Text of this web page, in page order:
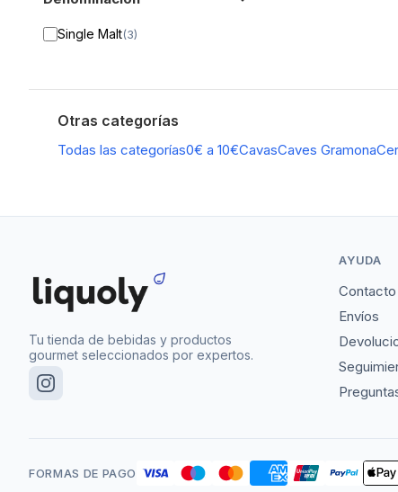
Single Malt(3)
Otras categorías
Todas las categorías0€ a 10€CavasCaves Gramona
Tu tienda de bebidas y productos
gourmet seleccionados por expertos.
AYUDA
Contacto
Envíos
FORMAS DE PAGO